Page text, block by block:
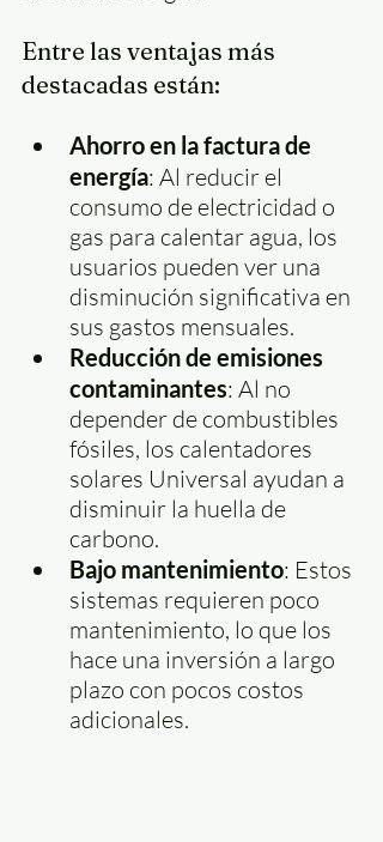
Entre las ventajas más
destacadas están:
Ahorro en la factura de
energía: Al reducir el
consumo de electricidad o
gas para calentar agua, los
usuarios pueden ver una
disminución significativa en
sus gastos mensuales.
Reducción de emisiones
contaminantes: Al no
depender de combustibles
fósiles, los calentadores
solares Universal ayudan a
disminuir la huella de
carbono.
Bajo mantenimiento: Estos
sistemas requieren poco
mantenimiento, lo que los
hace una inversión a largo
plazo con pocos costos
adicionales.